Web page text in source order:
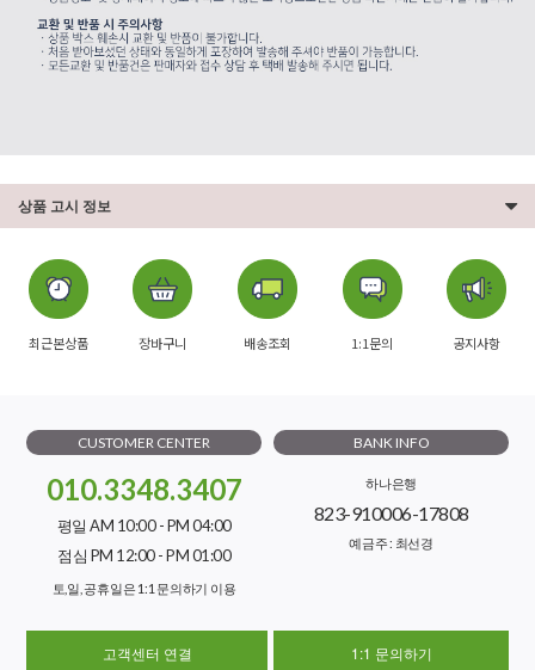
상품 고시 정보
최근본상품 장바구니 배송조회 1:1문의 공지사항
CUSTOMER CENTER
010.3348.3407
평일 AM 10:00 - PM 04:00
점심 PM 12:00 - PM 01:00
토,일, 공휴일은 1:1 문의하기 이용
BANK INFO
하나은행
823-910006-17808
예금주 : 최선경
고객센터 연결 1:1 문의하기